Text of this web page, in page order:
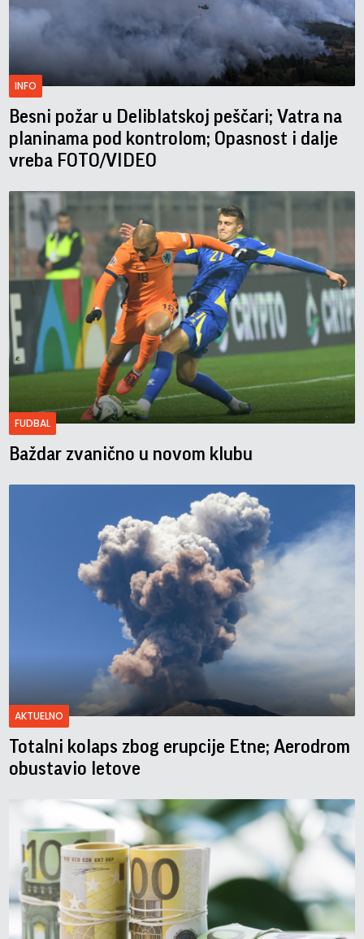
INFO
Besni požar u Deliblatskoj peščari; Vatra na
planinama pod kontrolom; Opasnost i dalje
vreba FOTO/VIDEO
FUDBAL
Baždar zvanično u novom klubu
AKTUELNO
Totalni kolaps zbog erupcije Etne; Aerodrom
obustavio letove